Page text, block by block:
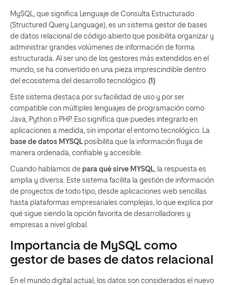
MySQL, que significa Lenguaje de Consulta Estructurado
(Structured Query Language), es un sistema gestor de bases
de datos relacional de código abierto que posibilita organizar y
administrar grandes volúmenes de información de forma
estructurada Al ser uno de los gestores más extendidos en el
mundo, se ha convertido en una pieza imprescindible dentro
del ecosistema del desarrollo tecnológico. (1)
Este sistema destaca por su facilidad de uso y por ser
compatible con múltiples lenguajes de programación como
Java, Python o PHP. Eso significa que puedes integrarlo en
aplicaciones a medida, sin importar el entorno tecnológico. La
base de datos MYSQL posibilita que la información fluya de
manera ordenada, confiable y accesible.
Cuando hablamos de para qué sirve MYSQL , la respuesta es
amplia y diversa. Este sistema facilita la gestión de información
de proyectos de todo tipo, desde aplicaciones web sencillas
hasta plataformas empresariales complejas, lo que explica por
qué sigue siendo la opción favorita de desarrolladores y
empresas a nivel global.
Importancia de MySQL como
gestor de bases de datos relacional
En el mundo digital actual, los datos son considerados el nuevo